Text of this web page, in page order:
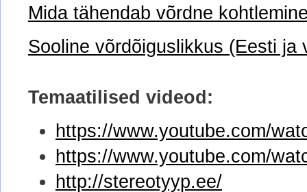
Mida tähendab võrdne
Sooline võrdõiguslikkus (Eesti ja
Temaatilised videod:
https://www.youtube.com/
https://www.youtube.com/
http://stereotyyp.ee/